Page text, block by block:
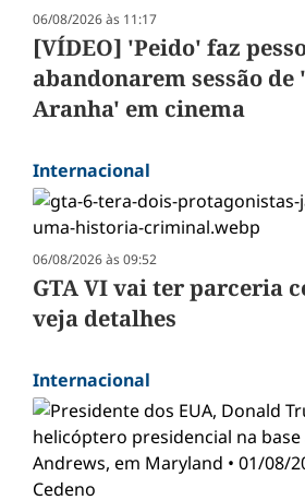
06/08/2026 às 11:17
[VÍDEO] 'Peido' faz
abandonarem sessão de
Aranha' em cinema
Internacional
06/08/2026 às 09:52
GTA VI vai ter parceria
veja detalhes
Internacional